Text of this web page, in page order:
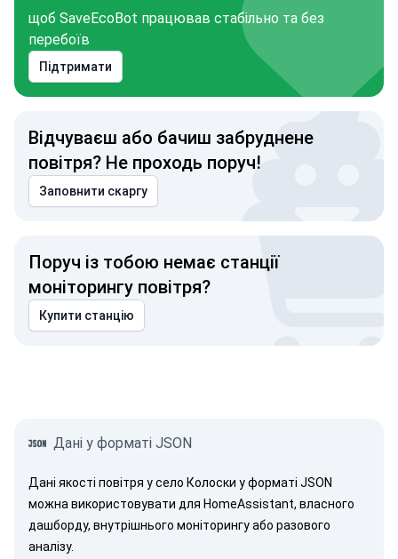
щоб SaveEcoBot працював стабільно та без
перебоїв
Підтримати
Відчуваєш або бачиш забруднене
повітря? Не проходь поруч!
Заповнити скаргу
Поруч із тобою немає станції
моніторингу повітря?
Купити станцію
Дані у форматі JSON
Дані якості повітря у село Колоски у форматі JSON
можна використовувати для HomeAssistant, власного
дашборду, внутрішнього моніторингу або разового
аналізу.